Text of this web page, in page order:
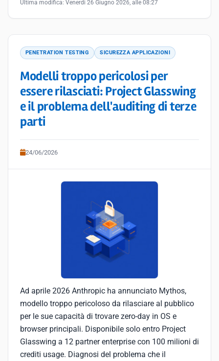
Ultima modifica: Venerdì 26 Giugno 2026, alle 08:27
PENETRATION TESTING SICUREZZA APPLICAZIONI
Modelli troppo pericolosi per
essere rilasciati: Project Glasswing
e il problema dell'auditing di terze
parti
24/06/2026
Ad aprile 2026 Anthropic ha annunciato Mythos,
modello troppo pericoloso da rilasciare al pubblico
per le sue capacità di trovare zero-day in OS e
browser principali. Disponibile solo entro Project
Glasswing a 12 partner enterprise con 100 milioni di
crediti usage. Diagnosi del problema che il